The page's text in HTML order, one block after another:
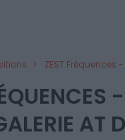
ZEST Fréquences
AT